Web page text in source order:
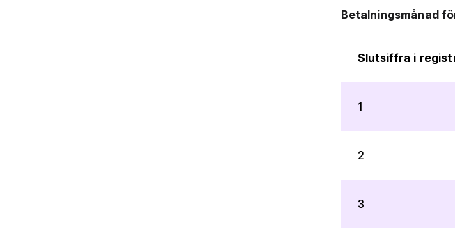
Betalningsmånad
Slutsiffra i
1
2
3